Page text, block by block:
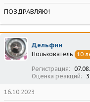
ПОЗДРАВЛЯЮ!
Дельфин
Пользователь 10
Регистрация
Оценка реакций
16.10.2023